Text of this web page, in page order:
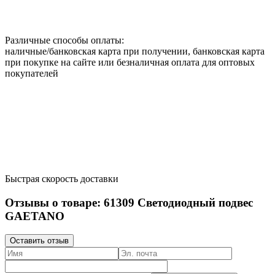
Различные способы оплаты:
наличные/банковская карта при получении, банковская карта
при покупке на сайте или безналичная оплата для оптовых
покупателей
Быстрая скорость доставки
Отзывы о товаре: 61309 Светодиодный подвес
GAETANO
Оставить отзыв